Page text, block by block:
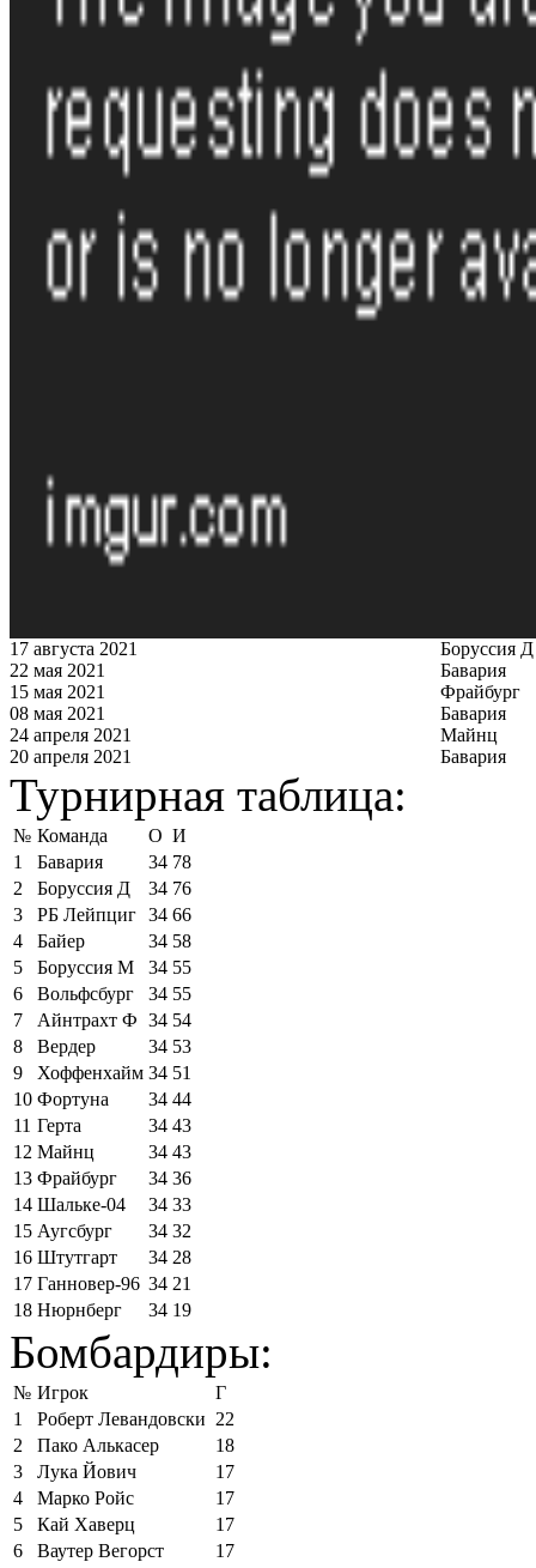
17 августа 2021
Боруссия Д
22 мая 2021
Бавария
15 мая 2021
Фрайбург
08 мая 2021
Бавария
24 апреля 2021
Майнц
20 апреля 2021
Бавария
Турнирная таблица:
№ Команда О И
1
Бавария 34 78
2
Боруссия Д 34 76
3
РБ Лейпциг 34 66
4
Байер 34 58
5
Боруссия М 34 55
6
Вольфсбург 34 55
7
Айнтрахт Ф 34 54
8
Вердер 34 53
9
Хоффенхайм 34 51
10 Фортуна 34 44
11 Герта 34 43
12 Майнц 34 43
13 Фрайбург 34 36
14 Шальке-04 34 33
15 Аугсбург 34 32
16 Штутгарт 34 28
17 Ганновер-96 34 21
18 Нюрнберг 34 19
Бомбардиры:
№ Игрок
Г
1
Роберт Левандовски 22
2
Пако Алькасер
18
3
Лука Йович
17
4
Марко Ройс
17
5
Кай Хаверц
17
6
Ваутер Вегорст
17